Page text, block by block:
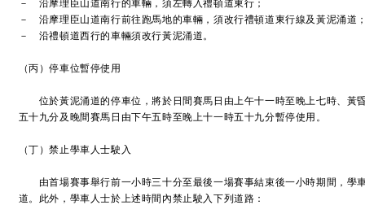
－ 沿摩理臣山道南行的車輛，須左轉入禮頓道東行；
－ 沿摩理臣山道南行前往跑馬地的車輛，須改行禮頓道東行線及黃泥涌道
－ 沿禮頓道西行的車輛須改行黃泥涌道。
（丙）停車位暫停使用
位於黃泥涌道的停車位，將於日間賽馬日由上午十一時至晚上七時、黃
五十九分及晚間賽馬日由下午五時至晚上十一時五十九分暫停使用。
（丁）禁止學車人士駛入
由首場賽事舉行前一小時三十分至最後一場賽事結束後一小時期間，學
道。此外，學車人士於上述時間內禁止駛入下列道路：